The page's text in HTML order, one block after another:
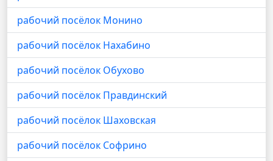
рабочий посёлок Монино
рабочий посёлок Нахабино
рабочий посёлок Обухово
рабочий посёлок Правдинский
рабочий посёлок Шаховская
рабочий посёлок Софрино